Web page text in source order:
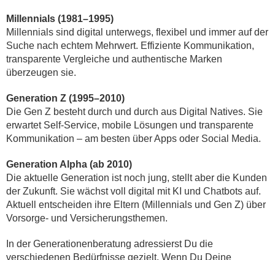
Millennials (1981–1995)
Millennials sind digital unterwegs, flexibel und immer auf der
Suche nach echtem Mehrwert. Effiziente Kommunikation,
transparente Vergleiche und authentische Marken
überzeugen sie.
Generation Z (1995–2010)
Die Gen Z besteht durch und durch aus Digital Natives. Sie
erwartet Self-Service, mobile Lösungen und transparente
Kommunikation – am besten über Apps oder Social Media.
Generation Alpha (ab 2010)
Die aktuelle Generation ist noch jung, stellt aber die Kunden
der Zukunft. Sie wächst voll digital mit KI und Chatbots auf.
Aktuell entscheiden ihre Eltern (Millennials und Gen Z) über
Vorsorge- und Versicherungsthemen.
In der Generationenberatung adressierst Du die
verschiedenen Bedürfnisse gezielt. Wenn Du Deine